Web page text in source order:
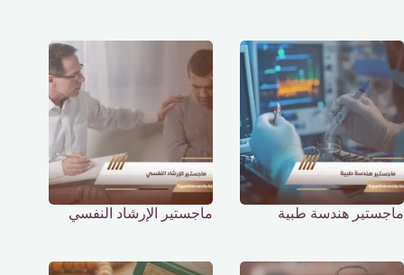
ماجستير هندسة طبية ماجستير الإرشاد النفسي